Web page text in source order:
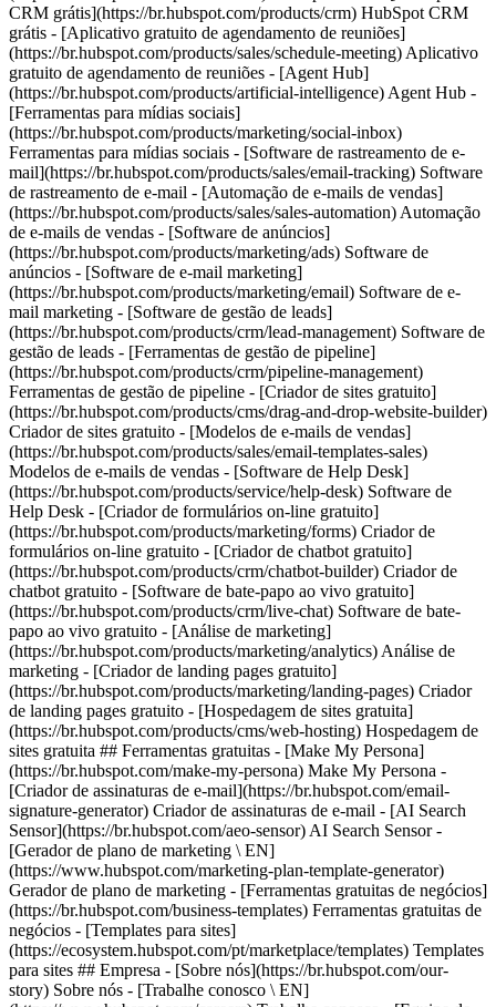
CRM grátis](https://br.hubspot.com/products/crm) HubSpot CRM
grátis - [Aplicativo gratuito de agendamento de reuniões]
(https://br.hubspot.com/products/sales/schedule-meeting) Aplicativo
gratuito de agendamento de reuniões - [Agent Hub]
(https://br.hubspot.com/products/artificial-intelligence) Agent Hub -
[Ferramentas para mídias sociais]
(https://br.hubspot.com/products/marketing/social-inbox)
Ferramentas para mídias sociais - [Software de rastreamento de e-
mail](https://br.hubspot.com/products/sales/email-tracking) Software
de rastreamento de e-mail - [Automação de e-mails de vendas]
(https://br.hubspot.com/products/sales/sales-automation) Automação
de e-mails de vendas - [Software de anúncios]
(https://br.hubspot.com/products/marketing/ads) Software de
anúncios - [Software de e-mail marketing]
(https://br.hubspot.com/products/marketing/email) Software de e-
mail marketing - [Software de gestão de leads]
(https://br.hubspot.com/products/crm/lead-management) Software de
gestão de leads - [Ferramentas de gestão de pipeline]
(https://br.hubspot.com/products/crm/pipeline-management)
Ferramentas de gestão de pipeline - [Criador de sites gratuito]
(https://br.hubspot.com/products/cms/drag-and-drop-website-builder)
Criador de sites gratuito - [Modelos de e-mails de vendas]
(https://br.hubspot.com/products/sales/email-templates-sales)
Modelos de e-mails de vendas - [Software de Help Desk]
(https://br.hubspot.com/products/service/help-desk) Software de
Help Desk - [Criador de formulários on-line gratuito]
(https://br.hubspot.com/products/marketing/forms) Criador de
formulários on-line gratuito - [Criador de chatbot gratuito]
(https://br.hubspot.com/products/crm/chatbot-builder) Criador de
chatbot gratuito - [Software de bate-papo ao vivo gratuito]
(https://br.hubspot.com/products/crm/live-chat) Software de bate-
papo ao vivo gratuito - [Análise de marketing]
(https://br.hubspot.com/products/marketing/analytics) Análise de
marketing - [Criador de landing pages gratuito]
(https://br.hubspot.com/products/marketing/landing-pages) Criador
de landing pages gratuito - [Hospedagem de sites gratuita]
(https://br.hubspot.com/products/cms/web-hosting) Hospedagem de
sites gratuita ## Ferramentas gratuitas - [Make My Persona]
(https://br.hubspot.com/make-my-persona) Make My Persona -
[Criador de assinaturas de e-mail](https://br.hubspot.com/email-
signature-generator) Criador de assinaturas de e-mail - [AI Search
Sensor](https://br.hubspot.com/aeo-sensor) AI Search Sensor -
[Gerador de plano de marketing \ EN]
(https://www.hubspot.com/marketing-plan-template-generator)
Gerador de plano de marketing - [Ferramentas gratuitas de negócios]
(https://br.hubspot.com/business-templates) Ferramentas gratuitas de
negócios - [Templates para sites]
(https://ecosystem.hubspot.com/pt/marketplace/templates) Templates
para sites ## Empresa - [Sobre nós](https://br.hubspot.com/our-
story) Sobre nós - [Trabalhe conosco \ EN]